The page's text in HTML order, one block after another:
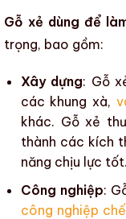
Gỗ xẻ dùng để
trọng, bao gồm:
Xây dựng: Gỗ
các khung xà,
khác. Gỗ xẻ
thành các kích
năng chịu lực
Công nghiệp:
công nghiệp